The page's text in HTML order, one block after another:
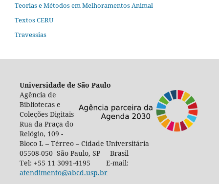
Teorias e Métodos em Melhoramentos Animal
Textos CERU
Travessias
Universidade de São Paulo
Agência de
Bibliotecas e
Coleções Digitais
Rua da Praça do
Relógio, 109 -
Bloco L – Térreo – Cidade Universitária
05508-050 São Paulo, SP Brasil
Tel: +55 11 3091-4195 E-mail:
atendimento@abcd.usp.br